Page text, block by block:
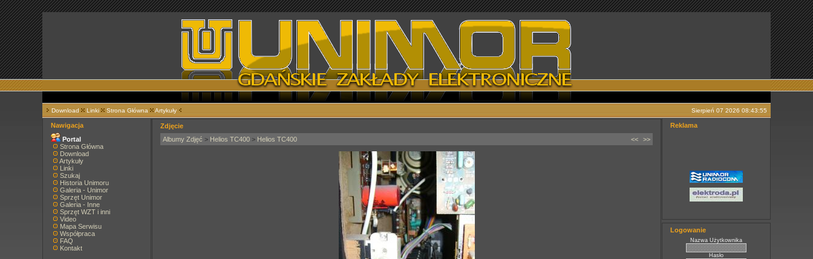
Download Linki Strona Główna Artykuły Sierpień 07 2026 08:43:55
Nawigacja
Portal
Strona Główna
Download
Artykuły
Linki
Szukaj
Historia Unimoru
Galeria - Unimor
Sprzęt Unimor
Galeria - Inne
Sprzęt WZT i inni
Video
Mapa Serwisu
Współpraca
FAQ
Kontakt
Zdjęcie
Albumy Zdjęć > Helios TC400 > Helios TC400 << >>
Reklama
Logowanie
Nazwa Użytkownika
Hasło